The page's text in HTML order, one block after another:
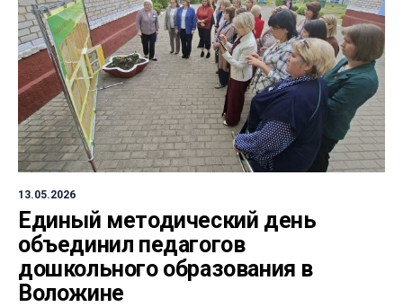
13.05.2026
Единый методический день
объединил педагогов
дошкольного образования в
Воложине